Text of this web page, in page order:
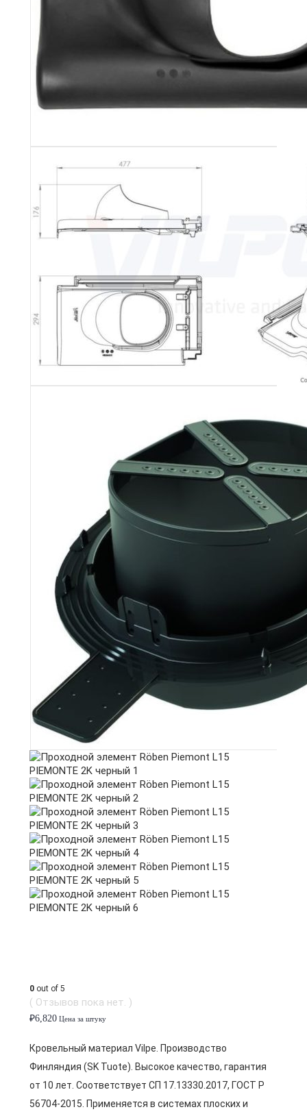
0 out of 5
( Отзывов пока нет. )
₽6,820 Цена за штуку
Кровельный материал Vilpe. Производство
Финляндия (SK Tuote). Высокое качество, гарантия
от 10 лет. Соответствует СП 17.13330.2017, ГОСТ Р
56704-2015. Применяется в системах плоских и